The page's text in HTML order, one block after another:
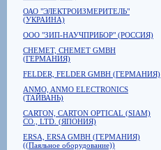
ОАО "ЭЛЕКТРОИЗМЕРИТЕЛЬ"
(УКРАИНА)
ООО "ЗИП-НАУЧПРИБОР" (РОССИЯ)
CHEMET, CHEMET GMBH
(ГЕРМАНИЯ)
FELDER, FELDER GMBH (ГЕРМАНИЯ)
ANMO, ANMO ELECTRONICS
(ТАЙВАНЬ)
CARTON, CARTON OPTICAL (SIAM)
CO., LTD. (ЯПОНИЯ)
ERSA, ERSA GMBH (ГЕРМАНИЯ)
((Паяльное оборудование))